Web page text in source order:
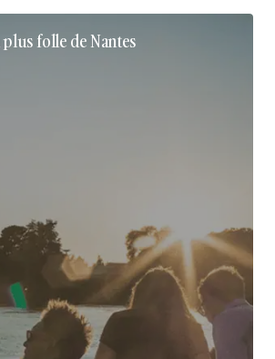
folle de Nantes